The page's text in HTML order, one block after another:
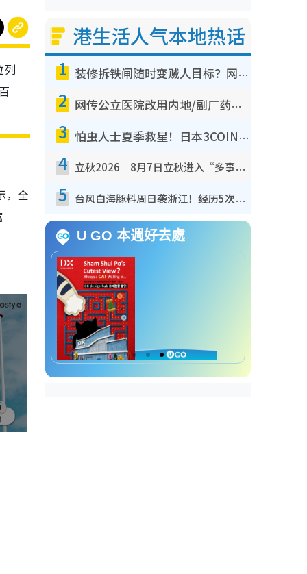
列
，全
港生活人气本地热话
1 装修拆铁闸随时变贼人目标？网友揭2大关键用途：装新款等于白装？附新旧铁闸分别
2 网传公立医院改用内地/副厂药？医生拆解正副厂分别，揭4类人换药随时出事
3 怕虫人士夏季救星！日本3COINS爆红驱虫神器$45起 1招“全程免触碰”轻松搞定小强
4 立秋2026｜8月7日立秋进入“多事之秋” 3件事不可做！专家教6招开运 清杂物／钱包纳气接好运
5 台风白海豚料周日袭浙江！经历5次“眼壁置换”极罕见 成登陆内地最长途台风
U GO 本週好去處